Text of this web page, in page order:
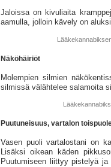
Jaloissa on kivuliaita
aamulla, jolloin kävely on
Näköhäiriöt
Molempien silmien
silmissä välähtelee salamoita
Puutuneisuus, vartalon
Vasen puoli vartalostani on
Lisäksi oikean käden
Puutumiseen liittyy pistelyä